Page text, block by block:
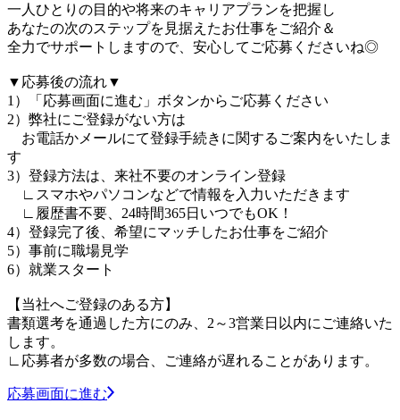
一人ひとりの目的や将来のキャリアプランを把握し
あなたの次のステップを見据えたお仕事をご紹介＆
全力でサポートしますので、安心してご応募くださいね◎
▼応募後の流れ▼
1）「応募画面に進む」ボタンからご応募ください
2）弊社にご登録がない方は
お電話かメールにて登録手続きに関するご案内をいたしま
す
3）登録方法は、来社不要のオンライン登録
∟スマホやパソコンなどで情報を入力いただきます
∟履歴書不要、24時間365日いつでもOK！
4）登録完了後、希望にマッチしたお仕事をご紹介
5）事前に職場見学
6）就業スタート
【当社へご登録のある方】
書類選考を通過した方にのみ、2～3営業日以内にご連絡いた
します。
∟応募者が多数の場合、ご連絡が遅れることがあります。
応募画面に進む